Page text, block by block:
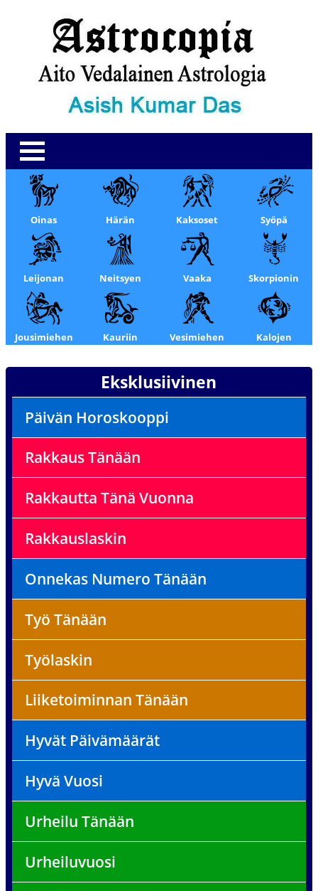
Oinas Härän Kaksoset Syöpä
Leijonan Neitsyen Vaaka Skorpionin
Jousimiehen Kauriin Vesimiehen Kalojen
Eksklusiivinen
Päivän Horoskooppi
Rakkaus Tänään
Rakkautta Tänä Vuonna
Rakkauslaskin
Onnekas Numero Tänään
Työ Tänään
Työlaskin
Liiketoiminnan Tänään
Hyvät Päivämäärät
Hyvä Vuosi
Urheilu Tänään
Urheiluvuosi